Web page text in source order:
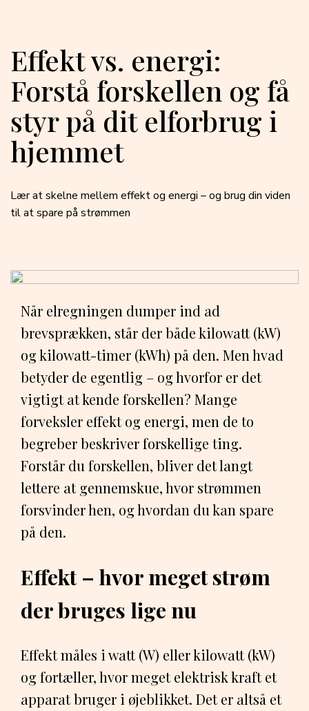
Effekt vs. energi:
Forstå forskellen og få
styr på dit elforbrug i
hjemmet
Lær at skelne mellem effekt og energi – og brug din viden
til at spare på strømmen
Når elregningen dumper ind ad
brevsprækken, står der både kilowatt (kW)
og kilowatt-timer (kWh) på den. Men hvad
betyder de egentlig – og hvorfor er det
vigtigt at kende forskellen? Mange
forveksler effekt og energi, men de to
begreber beskriver forskellige ting.
Forstår du forskellen, bliver det langt
lettere at gennemskue, hvor strømmen
forsvinder hen, og hvordan du kan spare
på den.
Effekt – hvor meget strøm
der bruges lige nu
Effekt måles i watt (W) eller kilowatt (kW)
og fortæller, hvor meget elektrisk kraft et
apparat bruger i øjeblikket. Det er altså et